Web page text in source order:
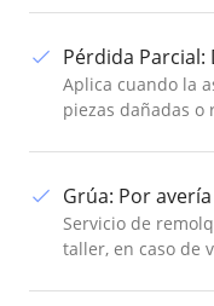
Pérdida Parcial:
Aplica cuando la
piezas dañadas o
Grúa: Por
Servicio de
taller, en caso de